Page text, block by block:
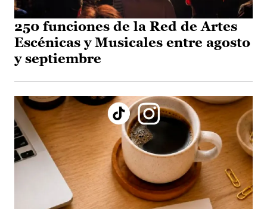
250 funciones de la Red de Artes
Escénicas y Musicales entre agosto
y septiembre